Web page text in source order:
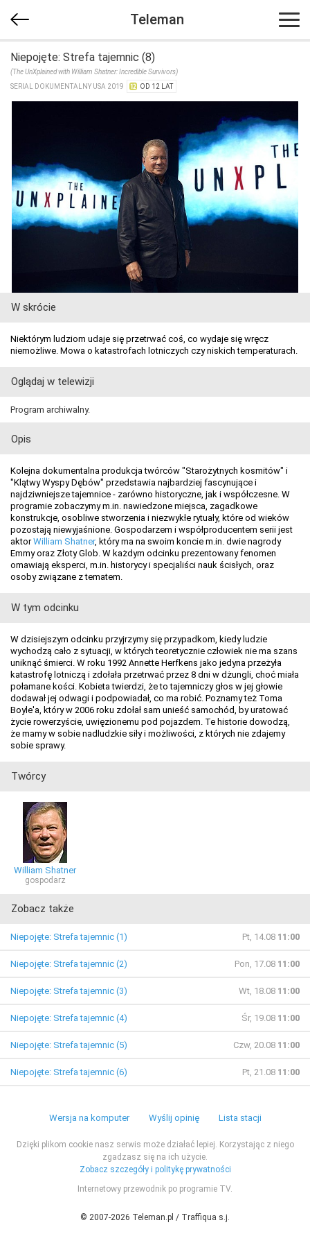
Teleman
Niepojęte: Strefa tajemnic (8)
(The UnXplained with William Shatner: Incredible Survivors)
SERIAL DOKUMENTALNY USA 2019
OD 12 LAT
W skrócie
Niektórym ludziom udaje się przetrwać coś, co wydaje się wręcz
niemożliwe. Mowa o katastrofach lotniczych czy niskich temperaturach.
Oglądaj w telewizji
Program archiwalny.
Opis
Kolejna dokumentalna produkcja twórców "Starożytnych kosmitów" i
"Klątwy Wyspy Dębów" przedstawia najbardziej fascynujące i
najdziwniejsze tajemnice - zarówno historyczne, jak i współczesne. W
programie zobaczymy m.in. nawiedzone miejsca, zagadkowe
konstrukcje, osobliwe stworzenia i niezwykłe rytuały, które od wieków
pozostają niewyjaśnione. Gospodarzem i współproducentem serii jest
aktorWilliam Shatner, który ma na swoim koncie m.in. dwie nagrody
Emmy oraz Złoty Glob. W każdym odcinku prezentowany fenomen
omawiają eksperci, m.in. historycy i specjaliści nauk ścisłych, oraz
osoby związane z tematem.
W tym odcinku
W dzisiejszym odcinku przyjrzymy się przypadkom, kiedy ludzie
wychodzą cało z sytuacji, w których teoretycznie człowiek nie ma szans
uniknąć śmierci. W roku 1992 Annette Herfkens jako jedyna przeżyła
katastrofę lotniczą i zdołała przetrwać przez 8 dni w dżungli, choć miała
połamane kości. Kobieta twierdzi, że to tajemniczy głos w jej głowie
dodawał jej odwagi i podpowiadał, co ma robić. Poznamy też Toma
Boyle'a, który w 2006 roku zdołał sam unieść samochód, by uratować
życie rowerzyście, uwięzionemu pod pojazdem. Te historie dowodzą,
że mamy w sobie nadludzkie siły i możliwości, z których nie zdajemy
sobie sprawy.
Twórcy
William Shatner
gospodarz
Zobacz także
Niepojęte: Strefa tajemnic (1) Pt, 14.08 11:00
Niepojęte: Strefa tajemnic (2) Pon, 17.08 11:00
Niepojęte: Strefa tajemnic (3) Wt, 18.08 11:00
Niepojęte: Strefa tajemnic (4) Śr, 19.08 11:00
Niepojęte: Strefa tajemnic (5) Czw, 20.08 11:00
Niepojęte: Strefa tajemnic (6) Pt, 21.08 11:00
Wersja na komputer Wyślij opinię Lista stacji
Dzięki plikom cookie nasz serwis może działać lepiej. Korzystając z niego
zgadzasz się na ich użycie.
Zobacz szczegóły i politykę prywatności
Internetowy przewodnik po programie TV.
© 2007-2026 Teleman.pl / Traffiqua s.j.